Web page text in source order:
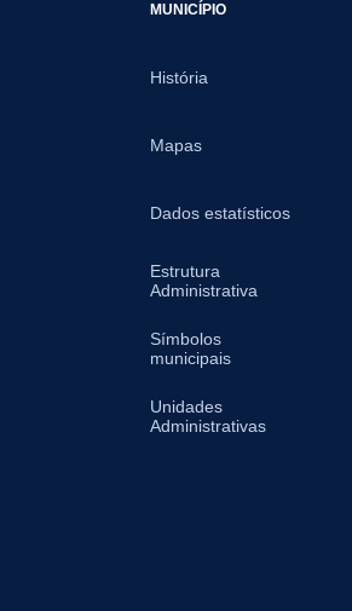
MUNICÍPIO
História
Mapas
Dados estatísticos
Estrutura
Administrativa
Símbolos
municipais
Unidades
Administrativas